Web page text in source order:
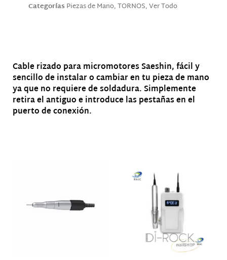
Categorías Piezas de Mano,TORNOS,Ver Todo
Cable rizado para micromotores Saeshin, fácil y
sencillo de instalar o cambiar en tu pieza de mano
ya que no requiere de soldadura. Simplemente
retira el antiguo e introduce las pestañas en el
puerto de conexión.